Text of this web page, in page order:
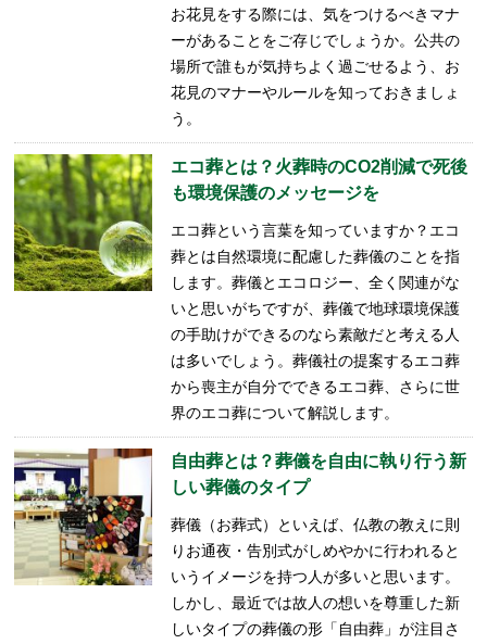
お花見をする際には、気をつけるべきマナ
ーがあることをご存じでしょうか。公共の
場所で誰もが気持ちよく過ごせるよう、お
花見のマナーやルールを知っておきましょ
う。
エコ葬とは？火葬時のCO2削減で死後
も環境保護のメッセージを
エコ葬という言葉を知っていますか？エコ
葬とは自然環境に配慮した葬儀のことを指
します。葬儀とエコロジー、全く関連がな
いと思いがちですが、葬儀で地球環境保護
の手助けができるのなら素敵だと考える人
は多いでしょう。葬儀社の提案するエコ葬
から喪主が自分でできるエコ葬、さらに世
界のエコ葬について解説します。
自由葬とは？葬儀を自由に執り行う新
しい葬儀のタイプ
葬儀（お葬式）といえば、仏教の教えに則
りお通夜・告別式がしめやかに行われると
いうイメージを持つ人が多いと思います。
しかし、最近では故人の想いを尊重した新
しいタイプの葬儀の形「自由葬」が注目さ